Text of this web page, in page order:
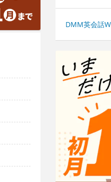
DMM英会話